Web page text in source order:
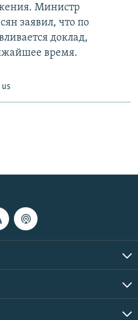
Министр
заявил, что по
доклад,
время.